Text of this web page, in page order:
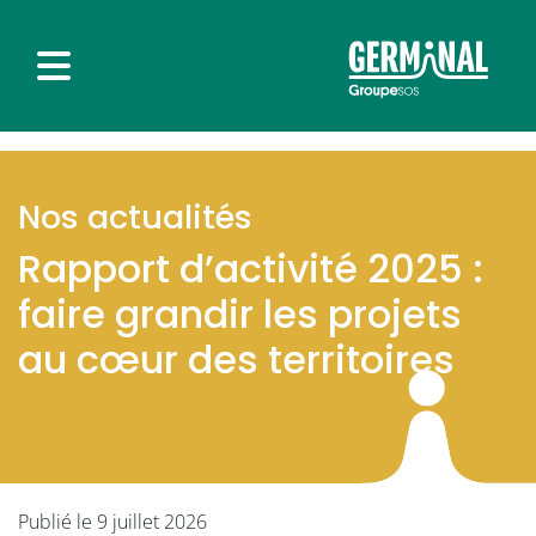
Nos actualités
Rapport d’activité 2025 :
faire grandir les projets
au cœur des territoires
Publié le 9 juillet 2026